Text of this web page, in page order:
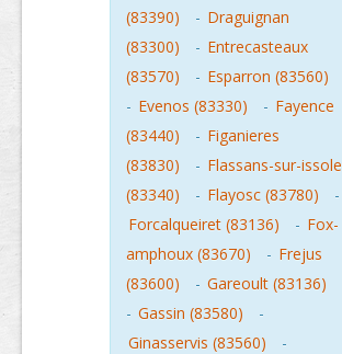
(83390)
- Draguignan
(83300)
- Entrecasteaux
(83570)
- Esparron (83560)
- Evenos (83330) - Fayence
(83440)
- Figanieres
(83830)
- Flassans-sur-issole
(83340)
- Flayosc (83780)
-
Forcalqueiret (83136)
- Fox-
amphoux (83670)
- Frejus
(83600)
- Gareoult (83136)
- Gassin (83580)
-
Ginasservis (83560)
-